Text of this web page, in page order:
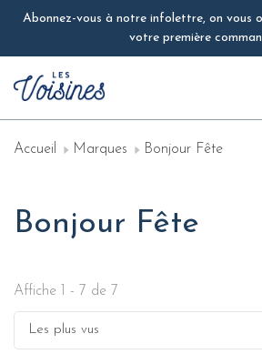
Abonnez-vous à notre infolettre, on vous
votre première
Accueil Marques Bonjour Fête
Bonjour Fête
Affiche 1 - 7 de 7
Les plus vus